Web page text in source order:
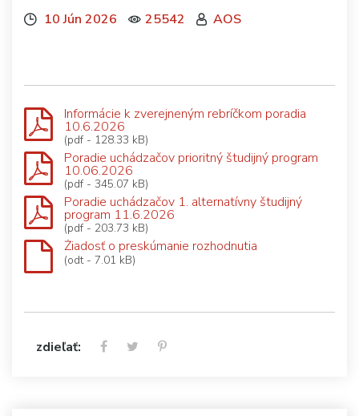
10 Jún 2026 25542 AOS
Informácie k zverejneným rebríčkom poradia
10.6.2026
(pdf - 128.33 kB)
Poradie uchádzačov prioritný študijný program
10.06.2026
(pdf - 345.07 kB)
Poradie uchádzačov 1. alternatívny študijný
program 11.6.2026
(pdf - 203.73 kB)
Žiadosť o preskúmanie rozhodnutia
(odt - 7.01 kB)
zdieľať: